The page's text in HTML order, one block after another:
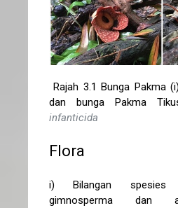
Rajah 3.1 Bunga Pakma (i)
dan bunga Pakma
infanticida
Flora
i) Bilangan spesies
gimnosperma dan